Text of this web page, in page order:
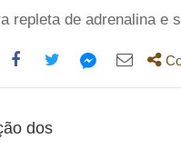
repleta de adrenalina e
Compartilhe
esta
Compartilhe
Compartilhe
dos